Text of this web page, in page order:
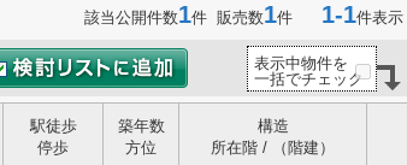
該当公開件数1件 販売数1件 1-1件表示
表示中物件を
一括でチェック
駅徒歩
停歩
築年数
方位
構造
所在階 / （階建）